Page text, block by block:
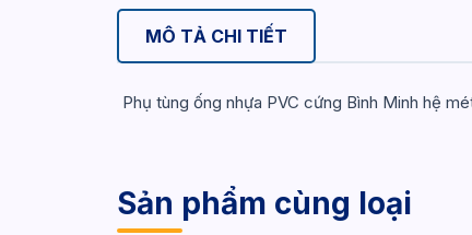
MÔ TẢ CHI TIẾT
Phụ tùng ống nhựa PVC cứng Bình Minh hệ
Sản phẩm cùng loại